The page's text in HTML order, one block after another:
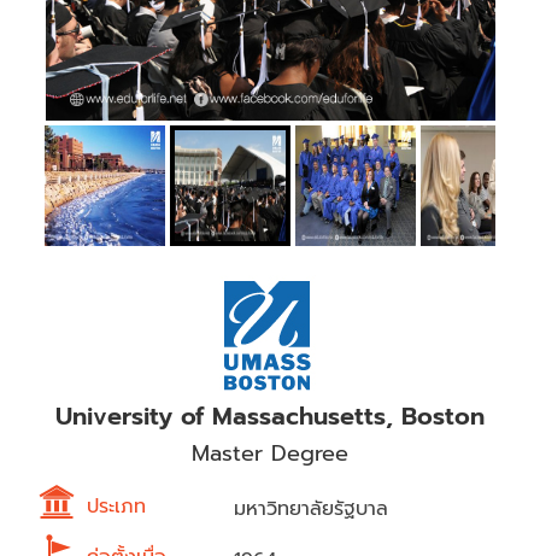
University of Massachusetts, Boston
Master Degree
ประเภท
มหาวิทยาลัยรัฐบาล